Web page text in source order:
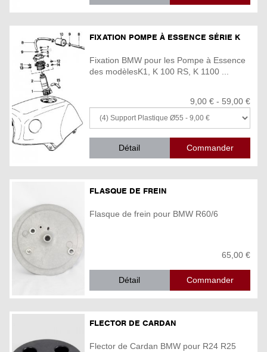
FIXATION POMPE À ESSENCE SÉRIE K
Fixation BMW pour les Pompe à Essence
des modèlesK1, K 100 RS, K 1100 ...
9,00 € - 59,00 €
Détail
FLASQUE DE FREIN
Flasque de frein pour BMW R60/6
65,00 €
Détail
FLECTOR DE CARDAN
Flector de Cardan BMW pour R24 R25